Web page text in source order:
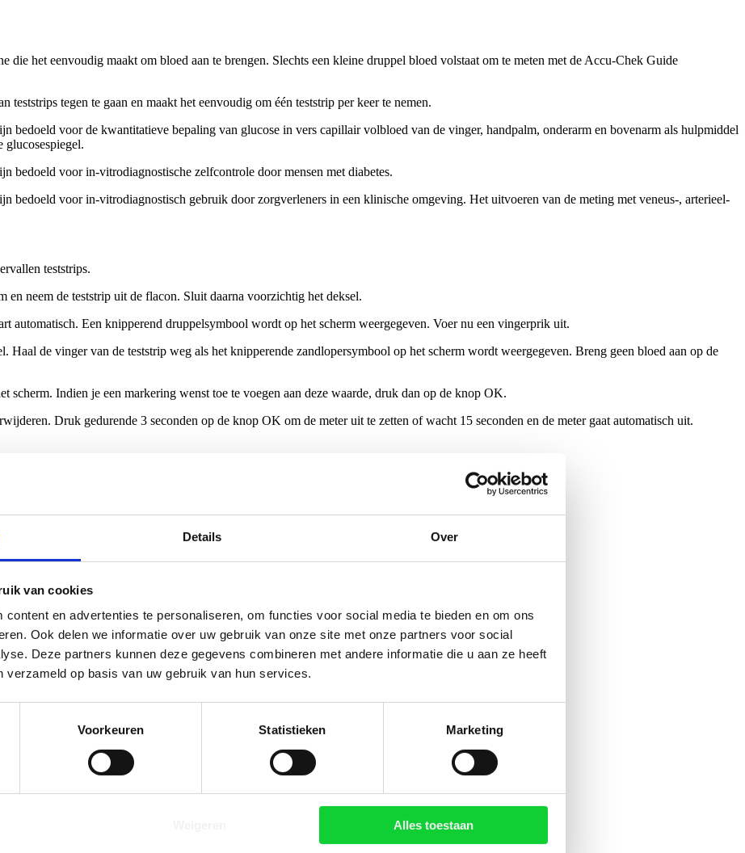
Details Over
van cookies
content en advertenties te personaliseren, om functies voor social media te bieden en om ons
Ook delen we informatie over uw gebruik van onze site met onze partners voor social
Deze partners kunnen deze gegevens combineren met andere informatie die u aan ze heeft
verzameld op basis van uw gebruik van hun services.
Voorkeuren Statistieken Marketing
Alles toestaan
het eenvoudig maakt om bloed aan te brengen. Slechts een kleine druppel bloed volstaat om te meten met de Accu-Chek Guide
tegen te gaan en maakt het eenvoudig om één teststrip per keer te nemen.
bedoeld voor de kwantitatieve bepaling van glucose in vers capillair volbloed van de vinger, handpalm, onderarm en bovenarm als hulpmiddel
glucosespiegel.
bedoeld voor in-vitrodiagnostische zelfcontrole door mensen met diabetes.
bedoeld voor in-vitrodiagnostisch gebruik door zorgverleners in een klinische omgeving. Het uitvoeren van de meting met veneus-, arterieel-
teststrips.
neem de teststrip uit de flacon. Sluit daarna voorzichtig het deksel.
automatisch. Een knipperend druppelsymbool wordt op het scherm weergegeven. Voer nu een vingerprik uit.
Haal de vinger van de teststrip weg als het knipperende zandlopersymbool op het scherm wordt weergegeven. Breng geen bloed aan op de
scherm. Indien je een markering wenst toe te voegen aan deze waarde, druk dan op de knop OK.
Druk gedurende 3 seconden op de knop OK om de meter uit te zetten of wacht 15 seconden en de meter gaat automatisch uit.
één strip per keer te nemen
0,6µl volstaat
Gerelateerde producten
Creme 30ml
€ 14,13.